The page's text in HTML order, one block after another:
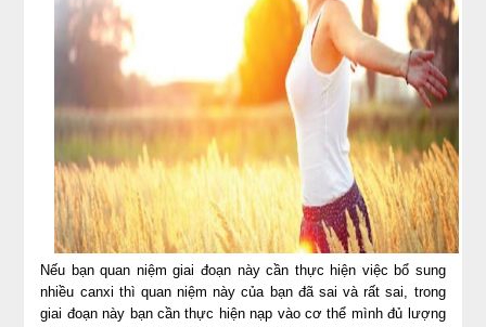
Nếu bạn quan niệm giai đoạn này cần thực hiện việc bổ sung
nhiều canxi thì quan niệm này của bạn đã sai và rất sai, trong
giai đoạn này bạn cần thực hiện nạp vào cơ thể mình đủ lượng